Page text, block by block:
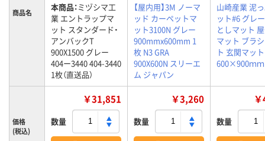
商品名 本商品：ミヅシマ工
業 エントラップマ
ット スタンダード・
アンバックT
900X1500 グレー
404ー3440 404-3440
1枚（直送品）
【屋内用】3M ノーマ
ッド カーペットマ
ット3100N グレー
900mmx600mm 1
枚 N3 GRA
900X600N スリーエ
ム ジャパン
山崎産業 泥
ット#6 グレ
としマット
マット ブラ
ト 玄関マット
600×900ｍ
価格
(税込)
￥31,851
数量
￥3,260
数量 数量